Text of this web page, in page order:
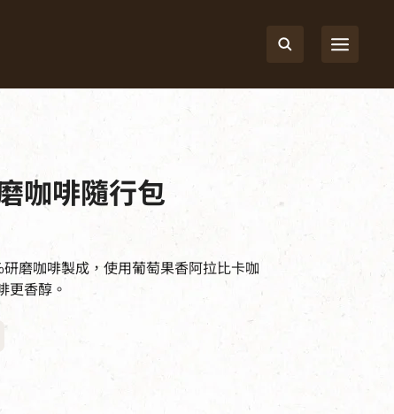
咖啡隨行包
研磨咖啡製成，使用葡萄果香阿拉比卡咖
更香醇。